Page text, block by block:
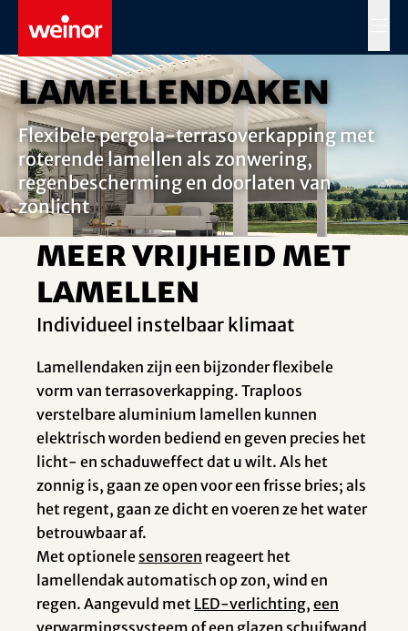
Skip to main content
Lamellendaken
Flexibele pergola-terrasoverkapping met
roterende lamellen als zonwering,
regenbescherming en doorlaten van
zonlicht
Meer vrijheid met
lamellen
Individueel instelbaar klimaat
Lamellendaken zijn een bijzonder flexibele
vorm van terrasoverkapping. Traploos
verstelbare aluminium lamellen kunnen
elektrisch worden bediend en geven precies het
licht- en schaduweffect dat u wilt. Als het
zonnig is, gaan ze open voor een frisse bries; als
het regent, gaan ze dicht en voeren ze het water
betrouwbaar af.
Met optionele sensoren reageert het
lamellendak automatisch op zon, wind en
regen. Aangevuld met LED-verlichting, een
verwarmingssysteem of een glazen schuifwand